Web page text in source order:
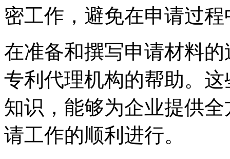
密工作，避免在申请过
在准备和撰写申请材料
专利代理机构的帮助。
知识，能够为企业提供
请工作的顺利进行。